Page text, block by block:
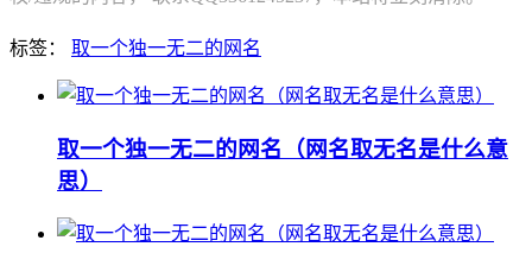
标签： 取一个独一无二的网名
取一个独一无二的网名（网名取无名是什么意
思）